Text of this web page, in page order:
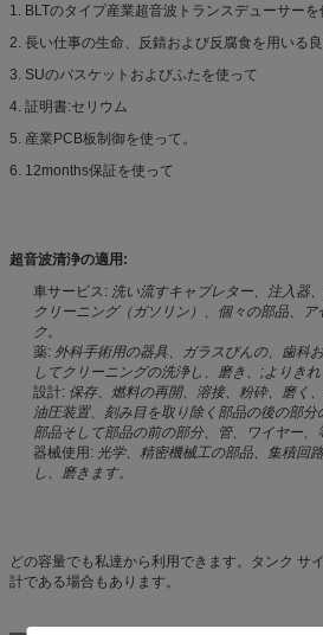
1. BLTのタイプ産業超音波トランスデューサーを
2. 長い仕事の生命、反錆および反腐食を用いる
3. SUのバスケットおよびふたを使って
4. 証明書:セリウム
5. 産業PCB板制御を使って。
6. 12months保証を使って
超音波清浄の適用:
車サービス: 洗い流すキャブレター、注入器
クリーニング（ガソリン）、個々の部品、
ク。
薬: 外科手術用の器具、ガラスびんの、歯科
してクリーニングの洗浄し、磨き、;よりきれ
設計: 保存、燃料の再開、溶接、粉砕、磨く
油圧装置、刻み目を取り除く部品の後の部
部品そして部品の前の部分、管、ワイヤー、
器械使用: 光学、精密機械工の部品、集積回
し、磨きます。
どの容量でも私達から利用できます。タンク サ
計である場合もあります。